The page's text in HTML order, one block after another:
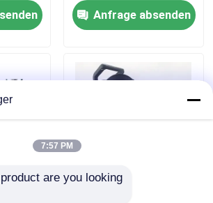
Anfrage absenden
7:57 PM
are you looking